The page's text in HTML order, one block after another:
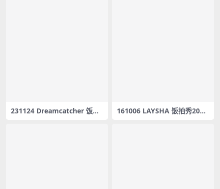
231124 Dreamcatcher 饭拍
161006 LAYSHA 饭拍秀20部f